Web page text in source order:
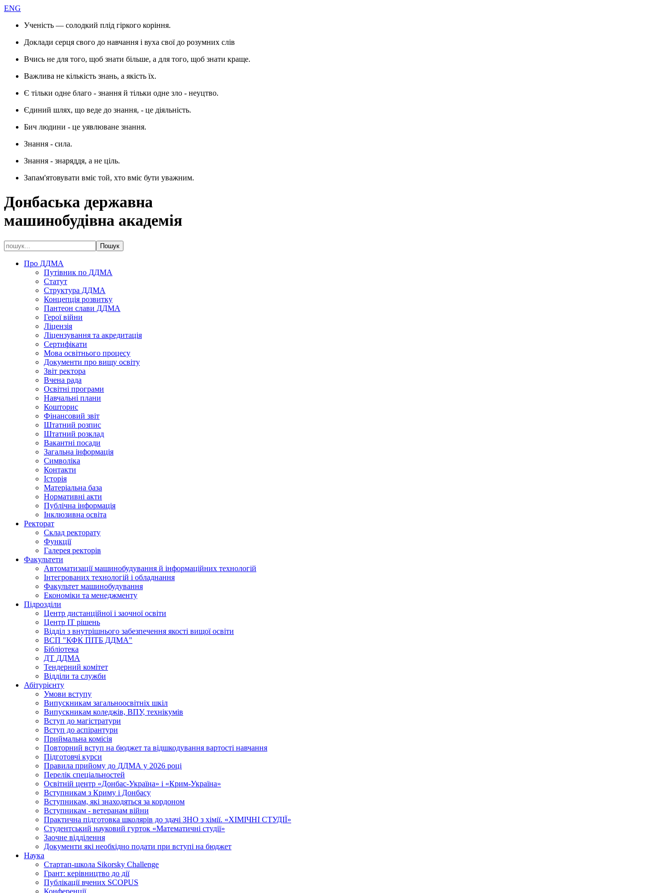
ENG
Ученість — солодкий плід гіркого коріння.
Доклади серця свого до навчання і вуха свої до розумних слів
Вчись не для того, щоб знати більше, а для того, щоб знати краще.
Важлива не кількість знань, а якість їх.
Є тільки одне благо - знання й тільки одне зло - неуцтво.
Єдиний шлях, що веде до знання, - це діяльність.
Бич людини - це уявлюване знання.
Знання - сила.
Знання - знаряддя, а не ціль.
Запам'ятовувати вміє той, хто вміє бути уважним.
Донбаська державна
машинобудівна академія
Про ДДМА
Путівник по ДДМА
Статут
Структура ДДМА
Концепція розвитку
Пантеон слави ДДМА
Герої війни
Ліцензія
Ліцензування та акредитація
Сертифікати
Мова освітнього процесу
Документи про вищу освіту
Звіт ректора
Вчена рада
Освітні програми
Навчальні плани
Кошторис
Фінансовий звіт
Штатний розпис
Штатний розклад
Вакантні посади
Загальна інформація
Символіка
Контакти
Історія
Матеріальна база
Нормативні акти
Публічна інформація
Інклюзивна освіта
Ректорат
Склад ректорату
Функції
Галерея ректорів
Факультети
Автоматизації машинобудування й інформаційних технологій
Інтегрованих технологій і обладнання
Факультет машинобудування
Економіки та менеджменту
Підрозділи
Центр дистанційної і заочної освіти
Центр ІТ рішень
Відділ з внутрішнього забезпечення якості вищої освіти
ВСП "КФК ПІТБ ДДМА"
Бібліотека
ДТ ДДМА
Тендерний комітет
Відділи та служби
Абітурієнту
Умови вступу
Випускникам загальноосвітніх шкіл
Випускникам коледжів, ВПУ, технікумів
Вступ до магістратури
Вступ до аспірантури
Приймальна комісія
Повторний вступ на бюджет та відшкодування вартості навчання
Підготовчі курси
Правила прийому до ДДМА у 2026 році
Перелік спеціальностей
Освітній центр «Донбас-Україна» і «Крим-Україна»
Вступникам з Криму і Донбасу
Вступникам, які знаходяться за кордоном
Вступникам - ветеранам війни
Практична підготовка школярів до здачі ЗНО з хімії. «ХІМІЧНІ СТУДІЇ»
Студентський науковий гурток «Математичні студії»
Заочне відділення
Документи які необхідно подати при вступі на бюджет
Наука
Стартап-школа Sikorsky Challenge
Грант: керівництво до дії
Публікації вчених SCOPUS
Конференції